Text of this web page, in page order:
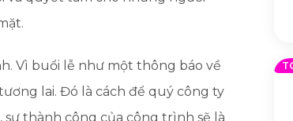
Vì buổi lễ như một thông báo về
lai. Đó là cách để quý công ty
thành công của công trình sẽ là